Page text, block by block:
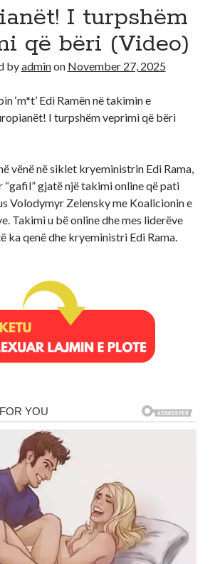
on Hello world!
I turpshëm
që bëri (Video)
byadminon November 27, 2025
‘m*t’ Edi Ramën në takimin e
I turpshëm veprimi që bëri
vënë në siklet kryeministrin Edi Rama,
“gafil” gjatë një takimi online që pati
Volodymyr Zelensky me Koalicionin e
Takimi u bë online dhe mes liderëve
ka qenë dhe kryeministri Edi Rama.